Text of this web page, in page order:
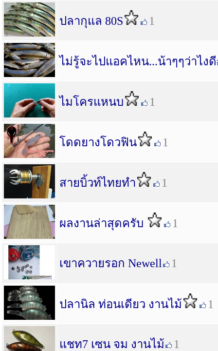
ปลากุแล 80S 1
ไม่รู้จะไปแอคไหน...น้าๆๆว่าไงดี
ไมโครแหนบ 1
โดดยางโดวฟิน 1
สายบิ้วท์ไทยทำ 1
ผลงานล่าสุดครับ 1
เขาควายรอก Newell 1
ปลานิล ท่อนเดียว งานไม้ 1
แชท7 เซน จม งานไม้ 1